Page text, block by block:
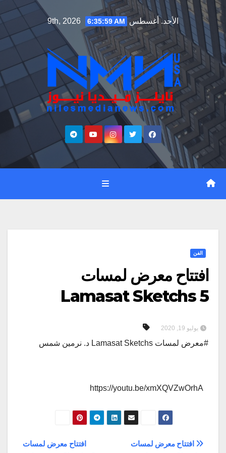
Skip
to
content
الأحد. أغسطس 9th, 2026 6:36:00 AM
الفن
افتتاح معرض لمسات
Lamasat Sketchs 5
يوليو 19, 2020
#معرض لمسات Lamasat Sketchs د. نرمين شمس
https://youtu.be/xmXQVZwOrhA
تصفّح
افتتاح معرض لمسات
افتتاح معرض لمسات